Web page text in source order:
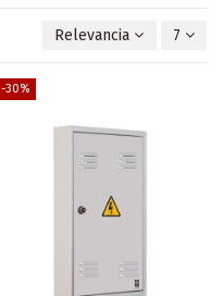
Relevancia 7
-30%